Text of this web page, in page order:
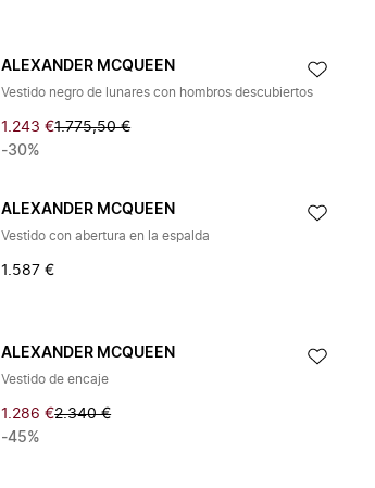
ALEXANDER MCQUEEN
Vestido negro de lunares con hombros descubiertos
1.243 €1.775,50 €
-30%
ALEXANDER MCQUEEN
Vestido con abertura en la espalda
1.587 €
ALEXANDER MCQUEEN
Vestido de encaje
1.286 €2.340 €
-45%